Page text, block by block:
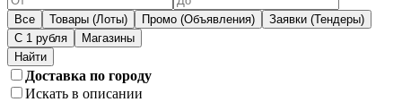
Все Товары (Лоты) Промо (Объявления)
Заявки (Тендеры)
С 1 рубля
Магазины
Доставка по городу
Искать в описании